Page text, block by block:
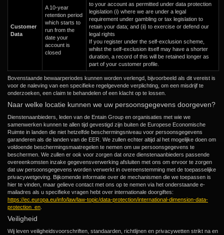
Customer
Data
A 10-year
retention period
which starts to
run from the
date your
account is
closed
to your account as permitted under data protection
legislation (i) where we are under a legal
requirement under gambling or tax legislation to
retain your data; and (ii) to exercise or defend our
legal rights
If you register under the self-exclusion scheme,
whilst the self-exclusion itself may have a shorter
duration, a record of this will be retained longer as
part of your customer profile.
Bovenstaande bewaarperiodes kunnen worden verlengd, bijvoorbeeld als dit vereist is
voor de naleving van een specifieke regelgevende verplichting, om een misdrijf te
onderzoeken, een claim te behandelen of een klacht op te lossen.
Naar welke locatie kunnen we uw persoonsgegevens doorgeven?
Dienstenaanbieders, leden van de Entain Group en organisaties met wie we
samenwerken kunnen te allen tijd gevestigd zijn buiten de Europese Economische
Ruimte in landen die niet hetzelfde beschermingsniveau voor persoonsgegevens
garanderen als de landen van de EER. We zullen echter altijd al het mogelijke doen om
voldoende beschermingsmaatregelen te nemen om uw persoonsgegevens te
beschermen. We zullen er ook voor zorgen dat onze dienstenaanbieders passende
overeenkomsten inzake gegevensverwerking afsluiten met ons om ervoor te zorgen
dat uw persoonsgegevens worden verwerkt in overeenstemming met de toepasselijke
privacywetgeving. Bijkomende informatie over de mechanismen die we toepassen is
hier te vinden, maar gelieve contact met ons op te nemen via het onderstaande e-
mailadres als u specifieke vragen hebt over internationale doorgiftes:
https://ec.europa.eu/info/law/law-topic/data-protection/international-dimension-data-
protection_en
Veiligheid
Wij leven veiligheidsvoorschriften, standaarden, richtlijnen en privacywetten strikt na en